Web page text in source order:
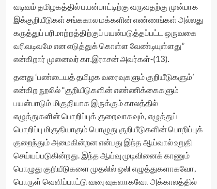
வடிவம் தமிழகத்தில் பயன்பாட்டிற்கு வருவதற்கு முன்பாக
இக்குறியீடுகள் சங்ககால மக்களின் எண்ணங்கள் அல்லது
கருத்துப் பரிமாற்றத்திற்குப் பயன்படுத்தப்பட்ட ஒருவகை
வரிவடிவமே என எடுத்துக் கொள்ள வேண்டியுள்ளது”
என்கிறார் முனைவர் கா.இராசன் அவர்கள்-(13).
தனது ‘பண்டையத் தமிழக வரைவுகளும் குறியீடுகளும்’
என்கிற நூலில் “குறியீடுகளின் எண்ணிக்கைகளும்
பயன்பாடும் மிகுதியாக இருக்கும் காலத்தில்
எழுத்துகளின் பொறிப்புக் குறைவாகவும், எழுத்துப்
பொறிப்பு மிகுதியாகும் பொழுது குறியீடுகளின் பொறிப்புக்
குறைந்தும் அமைகின்றன என்பது இந்த ஆய்வால் உறுதி
செய்யப்படுகின்றது. இந்த ஆய்வு முடிவினைக் காணும்
பொழுது குறியீடுகளை முதலில் ஒலி எழுத்துகளாகவோ,
பொருள் வெளிப்பாட்டு வரைவுகளாகவோ அக்காலத்தில்